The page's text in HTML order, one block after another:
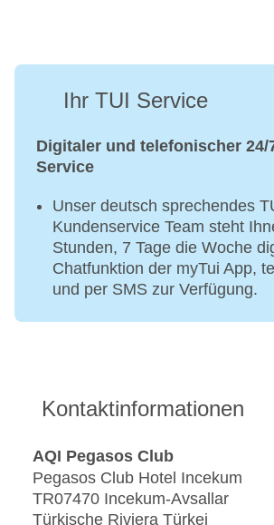
Ihr TUI Service
Digitaler und telefonischer 24/
Service
Unser deutsch sprechendes
Kundenservice Team steht
Stunden, 7 Tage die Woche
Chatfunktion der myTui App,
und per SMS zur Verfügung.
Kontaktinformationen
AQI Pegasos Club
Pegasos Club Hotel Incekum
TR07470 Incekum-Avsallar
Türkische Riviera Türkei